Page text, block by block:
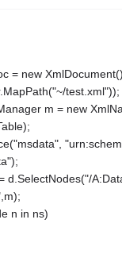
= new
test.xml"));
m = new
d.SelectNodes("/
n in ns)